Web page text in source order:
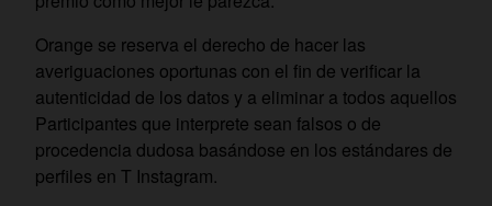
Orange se reserva el derecho de hacer las
averiguaciones oportunas con el fin de verificar la
autenticidad de los datos y a eliminar a todos aquellos
Participantes que interprete sean falsos o de
procedencia dudosa basándose en los estándares de
perfiles en T Instagram.